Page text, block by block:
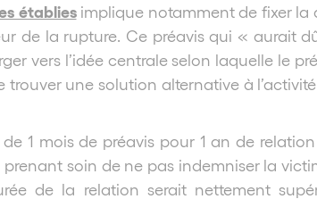
établiesimplique notamment de fixer la
de la rupture. Ce préavis qui « aurait
vers l’idée centrale selon laquelle le
une solution alternative à
1 mois de préavis pour 1 an de
soin de ne pas indemniser la
de la relation serait nettement